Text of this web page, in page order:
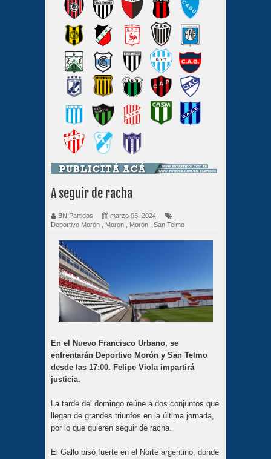
A seguir de racha
BN Partidos
marzo 03, 2024
Deportivo Morón
Moron Morón San Telmo
En el Nuevo Francisco Urbano, se
enfrentarán Deportivo Morón y San Telmo
desde las 17:00. Felipe Viola impartirá
justicia.
La tarde del domingo reúne a dos conjuntos que
llegan de grandes triunfos en la última jornada,
por lo que quieren seguir de racha.
El Gallo pisó fuerte en el Norte argentino, donde